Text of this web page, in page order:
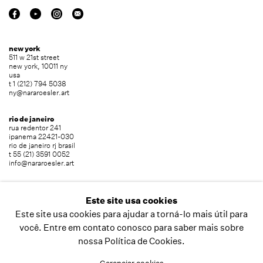
new york
511 w 21st street
new york, 10011 ny
usa
t 1 (212) 794 5038
ny@nararoesler.art
rio de janeiro
rua redentor 241
ipanema 22421-030
rio de janeiro rj brasil
t 55 (21) 3591 0052
info@nararoesler.art
jardim europa 01449-001
são paulo sp brasil
t 55 (11) 2039 5454
info@nararoesler.art
Este site usa cookies
Este site usa cookies para ajudar a torná-lo mais útil para
você. Entre em contato conosco para saber mais sobre
nossa Política de Cookies.